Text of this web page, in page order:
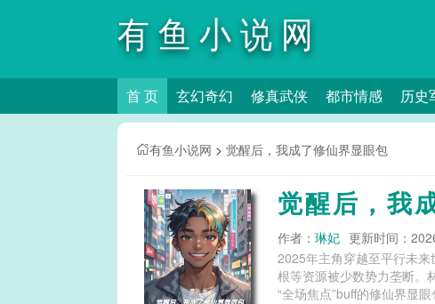
有鱼小说网
首 页 玄幻奇幻 修真武侠 都市情感 历史
有鱼小说网 > 觉醒后，我成了修仙界显眼包
觉醒后，我
作者： 琳妃 更新时间：
2025年主角穿越至平行未
根等资源被少数势力垄断。
“全场焦点”buff的修仙界显